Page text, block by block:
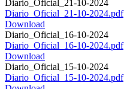
Diario_Oficial_21-10-2024
Diario_Oficial_21-10-2024.pdf
Download
Diario_Oficial_16-10-2024
Diario_Oficial_16-10-2024.pdf
Download
Diario_Oficial_15-10-2024
Diario_Oficial_15-10-2024.pdf